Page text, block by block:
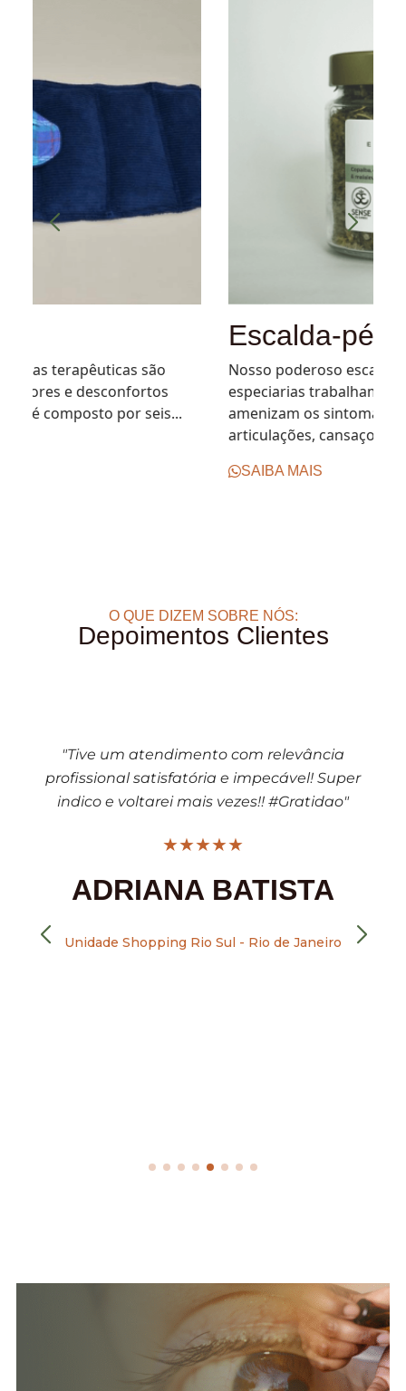
Nosso poderoso escalda-pés de ervas e
especiarias trabalham os canais energéticos,
amenizam os sintomas de dores nas
articulações, cansaço muscular,...
O QUE DIZEM SOBRE NÓS:
Depoimentos Clientes
"Tive um atendimento com relevância
profissional satisfatória e impecável! Super
indico e voltarei mais vezes!! #Gratidao"
★★★★★
ADRIANA BATISTA
Unidade Shopping Rio Sul - Rio de Janeiro